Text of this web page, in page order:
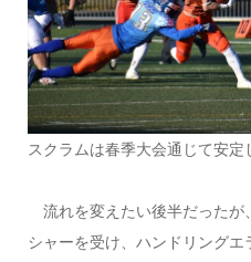
スクラムは春季大会通じて安定
流れを変えたい後半だったが
シャーを受け、ハンドリング